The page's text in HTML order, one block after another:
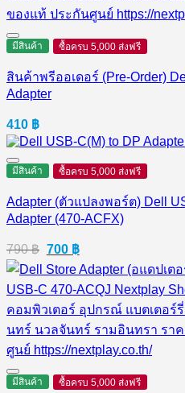
มีสินค้า ซื้อครบ 5,000 ส่งฟรี
สินค้าพรีออเดอร์ (Pre-Order)
Adapter
410 ฿
มีสินค้า ซื้อครบ 5,000 ส่งฟรี
Adapter (ตัวแปลงพอร์ต) Dell
Adapter (470-ACFX)
790฿ Original
price
was:
790 ฿.
700 ฿Current
price
is:
700 ฿.
มีสินค้า ซื้อครบ 5,000 ส่งฟรี